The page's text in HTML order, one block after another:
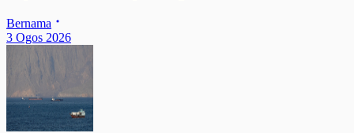
Bernama
3 Ogos 2026